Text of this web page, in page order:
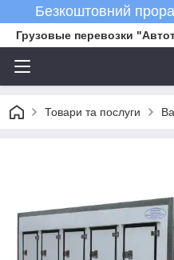
Безкоштовний
Грузовые перевозки
Товари та послуги